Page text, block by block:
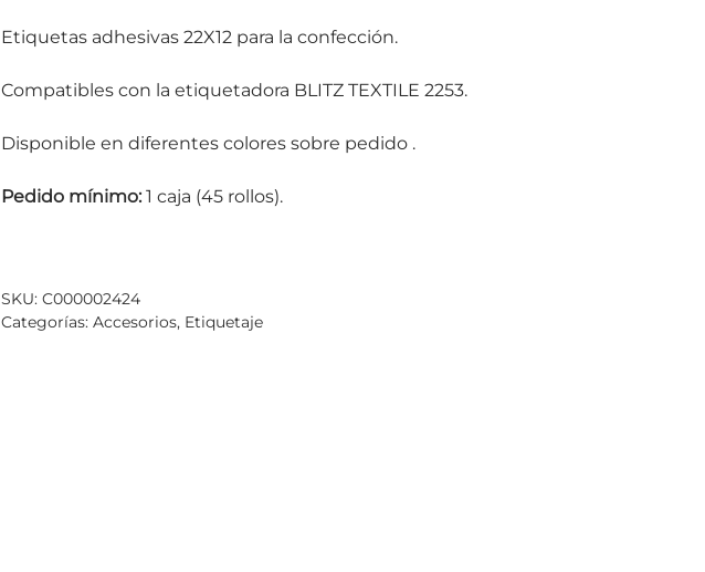
Etiquetas adhesivas 22X12 para la confección.
Compatibles con la etiquetadora BLITZ TEXTILE 2253.
Disponible en diferentes colores sobre pedido .
Pedido mínimo: 1 caja (45 rollos).
SKU: C000002424
Categorías: Accesorios, Etiquetaje